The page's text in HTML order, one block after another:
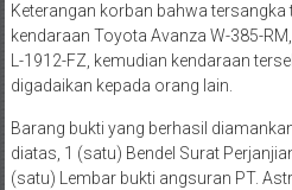
Keterangan korban bahwa tersangka
kendaraan Toyota Avanza W-385-
L-1912-FZ, kemudian kendaraan
digadaikan kepada orang lain.
Barang bukti yang berhasil
diatas, 1 (satu) Bendel Surat
(satu) Lembar bukti angsuran PT.